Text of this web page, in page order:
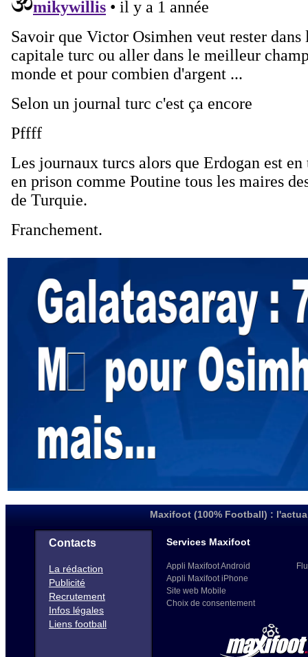
Maxifoot (100% Football) :
Contacts
La rédaction
Publicité
Recrutement
Infos légales
Liens football
Services Maxifoot
Appli Maxifoot Android
Appli Maxifoot iPhone
Site web Mobile
Choix de consentement